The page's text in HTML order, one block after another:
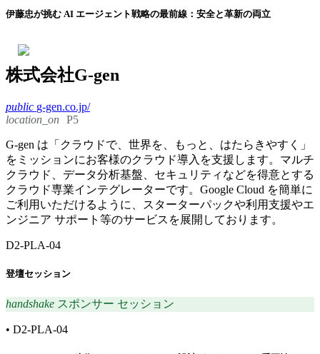
伊藤忠が挑む AI エージェント戦略の最前線：安全と革新の両立
株式会社G-gen
public g-gen.co.jp/
location_on P5
G-gen は「クラウドで、世界を、もっと、はたらきやすく」
をミッションにお客様のクラウド導入を支援します。マルチ
クラウド、データ分析基盤、セキュリティなどを得意とする
クラウド専業インテグレーターです。Google Cloud を簡単に
ご利用いただけるように、スターターパックや利用支援やエ
ンジニア サポート等のサービスを展開しております。
D2-PLA-04
登壇セッション
handshake スポンサー セッション
• D2-PLA-04